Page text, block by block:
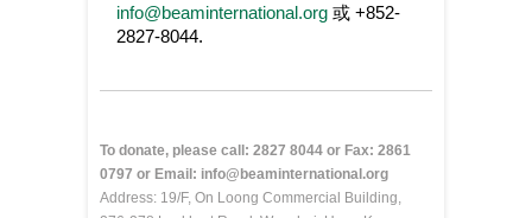
info@beaminternational.org 或 +852-
2827-8044.
To donate, please call: 2827 8044 or Fax: 2861
0797 or Email: info@beaminternational.org
Address: 19/F, On Loong Commercial Building,